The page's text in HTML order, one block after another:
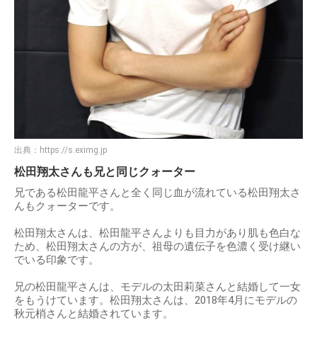
出典： https://s.eximg.jp
松田翔太さんも兄と同じクォーター
兄である松田龍平さんと全く同じ血が流れている松田翔太さ
んもクォーターです。
松田翔太さんは、松田龍平さんよりも目力があり肌も色白な
ため、松田翔太さんの方が、祖母の遺伝子を色濃く受け継い
でいる印象です。
兄の松田龍平さんは、モデルの太田莉菜さんと結婚して一女
をもうけています。松田翔太さんは、2018年4月にモデルの
秋元梢さんと結婚されています。